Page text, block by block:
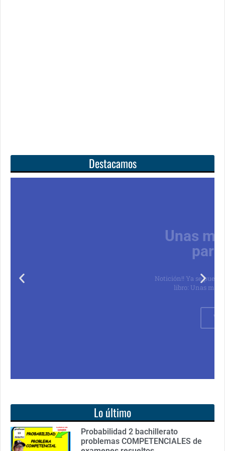
Destacamos
Unas matemáticas
Notición!! Ya se puede adquirir nuestro segundo
Lo último
Probabilidad 2 bachillerato
problemas COMPETENCIALES de